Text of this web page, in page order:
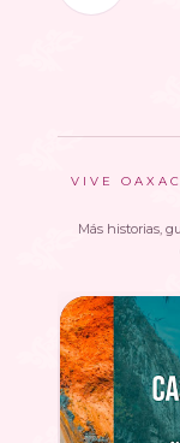
VIVE
Más historias,